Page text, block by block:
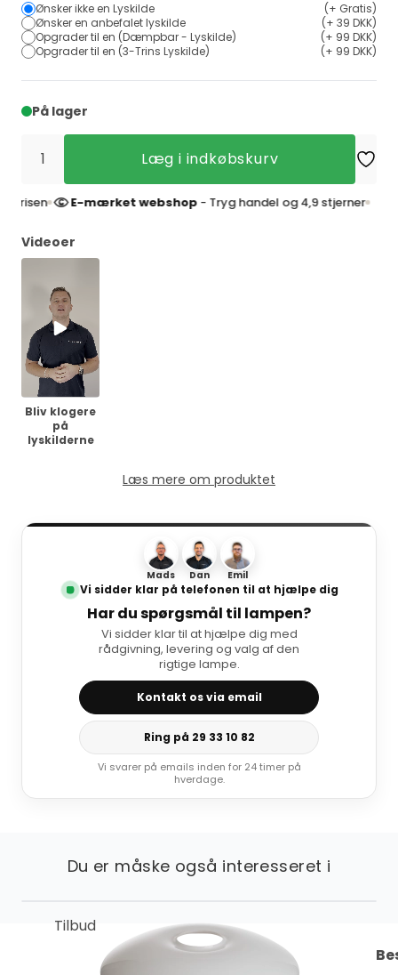
Ønsker ikke en Lyskilde
(+ Gratis)
Ønsker en anbefalet lyskilde
(+ 39 DKK)
Opgrader til en (Dæmpbar - Lyskilde)
(+ 99 DKK)
Opgrader til en (3-Trins Lyskilde)
(+ 99 DKK)
På lager
Læg i indkøbskurv
E-mærket webshop- Tryg handel og 4,9 stjerner
Videoer
Bliv klogere
på
lyskilderne
Læs mere om produktet
Mads Dan Emil
Vi sidder klar på telefonen til at hjælpe dig
Har du spørgsmål til lampen?
Vi sidder klar til at hjælpe dig med
rådgivning, levering og valg af den
rigtige lampe.
Kontakt os via email
Ring på 29 33 10 82
Vi svarer på emails inden for 24 timer på
hverdage.
Du er måske også interesseret i
Tilbud